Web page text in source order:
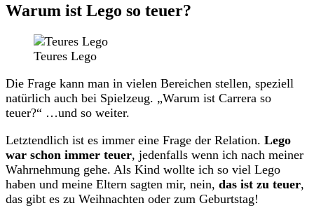
Warum ist Lego so teuer?
Teures Lego
Die Frage kann man in vielen Bereichen stellen, speziell
natürlich auch bei Spielzeug. „Warum ist Carrera so
teuer?“ …und so weiter.
Letztendlich ist es immer eine Frage der Relation. Lego
war schon immer teuer, jedenfalls wenn ich nach meiner
Wahrnehmung gehe. Als Kind wollte ich so viel Lego
haben und meine Eltern sagten mir, nein, das ist zu teuer,
das gibt es zu Weihnachten oder zum Geburtstag!